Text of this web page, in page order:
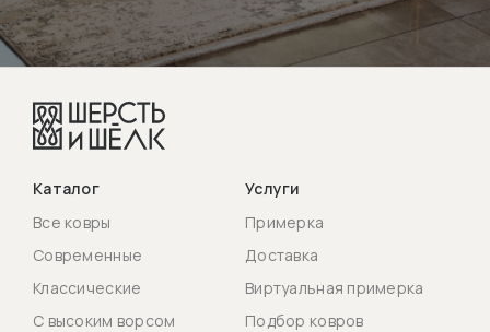
Каталог
Все ковры
Современные
Классические
С высоким ворсом
Услуги
Примерка
Доставка
Виртуальная примерка
Подбор ковров